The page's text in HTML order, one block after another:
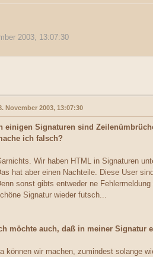
2003, 13:07:30
November 2003, 13:07:30
einigen Signaturen sind
ich falsch?
Wir haben HTML in Signaturen
hat aber einen Nachteile. Diese User
sonst gibts entweder ne
Signatur wieder futsch...
möchte auch, daß in meiner Signatur
können wir machen, zumindest solange